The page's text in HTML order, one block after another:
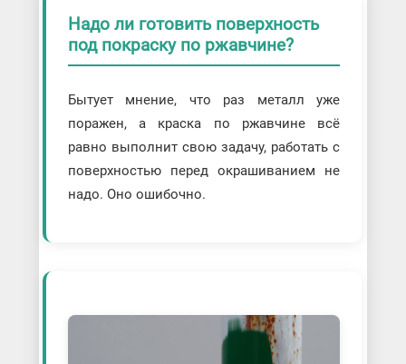
Надо ли готовить поверхность
под покраску по ржавчине?
Бытует мнение, что раз металл уже
поражен, а краска по ржавчине всё
равно выполнит свою задачу, работать с
поверхностью перед окрашиванием не
надо. Оно ошибочно.